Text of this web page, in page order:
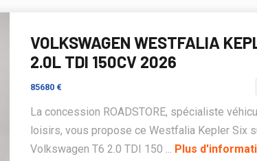
VOLKSWAGEN WESTFALIA
2.0L TDI 150CV 2026
85680 €
La concession ROADSTORE, spécialiste
loisirs, vous propose ce Westfalia Kepler Six
Volkswagen T6 2.0 TDI 150 ... Plus